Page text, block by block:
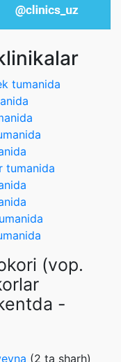
tumanida
tumanida
(vop.
-
(2 ta sharh)